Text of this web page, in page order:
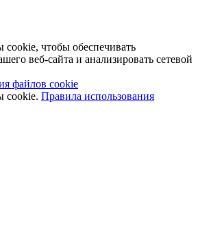
чтобы обеспечивать
веб-сайта и анализировать сетевой
файлов cookie
cookie. Правила использования